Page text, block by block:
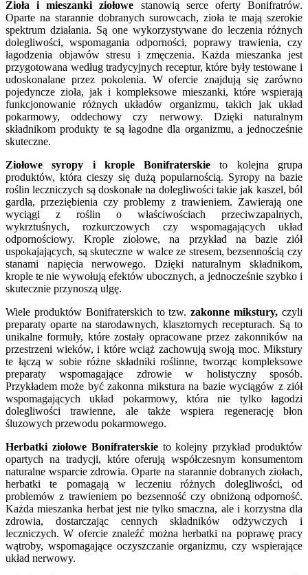
Zioła i mieszanki ziołowe stanowią serce oferty Bonifratrów.
Oparte na starannie dobranych surowcach, zioła te mają szerokie
spektrum działania. Są one wykorzystywane do leczenia różnych
dolegliwości, wspomagania odporności, poprawy trawienia, czy
łagodzenia objawów stresu i zmęczenia. Każda mieszanka jest
przygotowana według tradycyjnych receptur, które były testowane i
udoskonalane przez pokolenia. W ofercie znajdują się zarówno
pojedyncze zioła, jak i kompleksowe mieszanki, które wspierają
funkcjonowanie różnych układów organizmu, takich jak układ
pokarmowy, oddechowy czy nerwowy. Dzięki naturalnym
składnikom produkty te są łagodne dla organizmu, a jednocześnie
skuteczne.
Ziołowe syropy i krople Bonifraterskie to kolejna grupa
produktów, która cieszy się dużą popularnością. Syropy na bazie
roślin leczniczych są doskonałe na dolegliwości takie jak kaszel, ból
gardła, przeziębienia czy problemy z trawieniem. Zawierają one
wyciągi z roślin o właściwościach przeciwzapalnych,
wykrztuśnych, rozkurczowych czy wspomagających układ
odpornościowy. Krople ziołowe, na przykład na bazie ziół
uspokajających, są skuteczne w walce ze stresem, bezsennością czy
stanami napięcia nerwowego. Dzięki naturalnym składnikom,
krople te nie wywołują efektów ubocznych, a jednocześnie szybko i
skutecznie przynoszą ulgę.
Wiele produktów Bonifraterskich to tzw.zakonne mikstury, czyli
preparaty oparte na starodawnych, klasztornych recepturach. Są to
unikalne formuły, które zostały opracowane przez zakonników na
przestrzeni wieków, i które wciąż zachowują swoją moc. Mikstury
te łączą w sobie różne składniki roślinne, tworząc kompleksowe
preparaty wspomagające zdrowie w holistyczny sposób.
Przykładem może być zakonna mikstura na bazie wyciągów z ziół
wspomagających układ pokarmowy, która nie tylko łagodzi
dolegliwości trawienne, ale także wspiera regenerację błon
śluzowych przewodu pokarmowego.
Herbatki ziołowe Bonifraterskieto kolejny przykład produktów
opartych na tradycji, które oferują współczesnym konsumentom
naturalne wsparcie zdrowia. Oparte na starannie dobranych ziołach,
herbatki te pomagają w leczeniu różnych dolegliwości, od
problemów z trawieniem po bezsenność czy obniżoną odporność.
Każda mieszanka herbat jest nie tylko smaczna, ale i korzystna dla
zdrowia, dostarczając cennych składników odżywczych i
leczniczych. W ofercie znaleźć można herbatki na poprawę pracy
wątroby, wspomagające oczyszczanie organizmu, czy wspierające
układ nerwowy.